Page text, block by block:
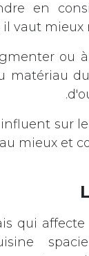
en
vaut mieux
ou
matériau
sur
mieux et
qui